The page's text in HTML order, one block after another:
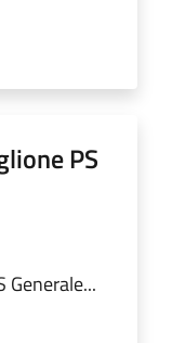
PS
Generale...